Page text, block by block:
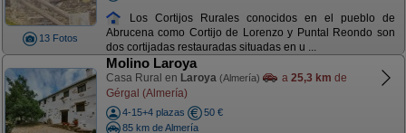
13 Fotos
Los Cortijos Rurales conocidos en el pueblo de
Abrucena como Cortijo de Lorenzo y Puntal Reondo son
dos cortijadas restauradas situadas en u ...
Molino Laroya
Casa Rural en Laroya (Almería) a 25,3 km de
Gérgal (Almería)
4-15+4 plazas
50 €
85 km de Almería